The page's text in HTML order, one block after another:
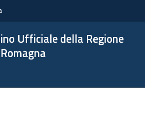
Ufficiale della Regione